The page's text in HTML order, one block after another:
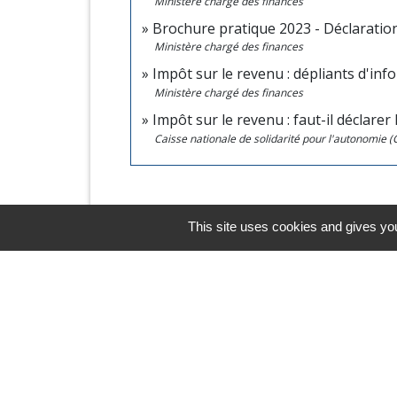
Brochure pratique 2023 -
Ministère chargé des finances
Impôt sur le revenu : dépliants
Ministère chargé des finances
Impôt sur le revenu : faut-il déclarer
Caisse nationale de solidarité pour l'autonomie
This site uses cookies and gives